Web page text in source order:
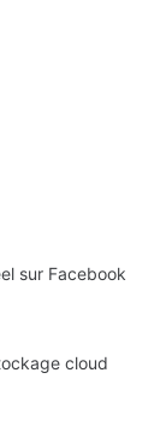
sur Facebook
cloud